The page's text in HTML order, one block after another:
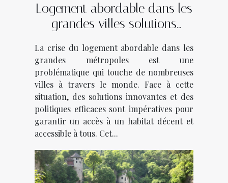
Logement abordable dans les
grandes villes solutions
efficaces
La crise du logement abordable dans les
grandes métropoles est une
problématique qui touche de nombreuses
villes à travers le monde. Face à cette
situation, des solutions innovantes et des
politiques efficaces sont impératives pour
garantir un accès à un habitat décent et
accessible à tous. Cet...